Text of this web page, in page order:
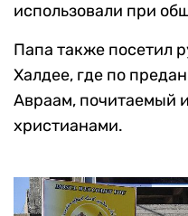
использовали при
Папа также посетил
Халдее, где по
Авраам, почитаемый
христианами.